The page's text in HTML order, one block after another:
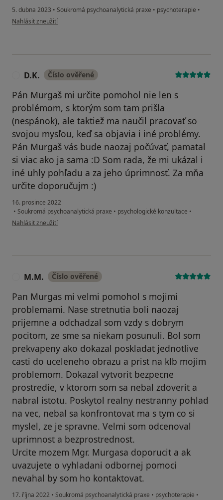
5. dubna 2023 • Soukromá psychoanalytická praxe • psychoterapie •
podle názoru uživatele K. G.
Nahlásit zneužití
D.K. Číslo ověřené
Pán Murgaš mi určite pomohol nie len s
problémom, s ktorým som tam prišla
(nespánok), ale taktiež ma naučil pracovať so
svojou mysľou, keď sa objavia i iné problémy.
Pán Murgaš vás bude naozaj počúvať, pamatal
si viac ako ja sama :D Som rada, že mi ukázal i
iné uhly pohľadu a za jeho úprimnosť. Za mňa
určite doporučujm :)
16. prosince 2022
• Soukromá psychoanalytická praxe • psychologické konzultace •
podle názoru uživatele D.K.
Nahlásit zneužití
M.M. Číslo ověřené
Pan Murgas mi velmi pomohol s mojimi
problemami. Nase stretnutia boli naozaj
prijemne a odchadzal som vzdy s dobrym
pocitom, ze sme sa niekam posunuli. Bol som
prekvapeny ako dokazal poskladat jednotlive
casti do uceleneho obrazu a prist na klb mojim
problemom. Dokazal vytvorit bezpecne
prostredie, v ktorom som sa nebal zdoverit a
nabral istotu. Poskytol realny nestranny pohlad
na vec, nebal sa konfrontovat ma s tym co si
myslel, ze je spravne. Velmi som odcenoval
uprimnost a bezprostrednost.
Urcite mozem Mgr. Murgasa doporucit a ak
uvazujete o vyhladani odbornej pomoci
nevahal by som ho kontaktovat.
17. října 2022 • Soukromá psychoanalytická praxe • psychoterapie •